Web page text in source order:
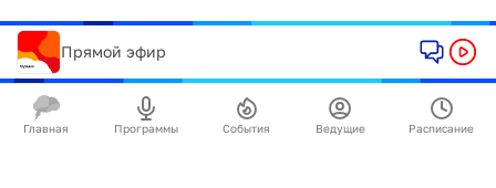
Прямой эфир
Главная Программы События Ведущие Расписание